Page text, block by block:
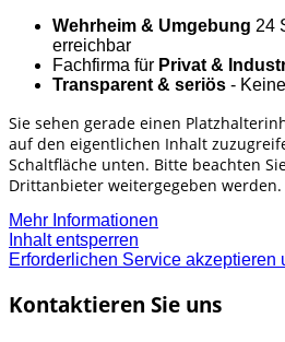
Wehrheim & Umgebung 24
erreichbar
Fachfirma für Privat &
Transparent & seriös -
Sie sehen gerade einen
auf den eigentlichen Inhalt
Schaltfläche unten. Bitte beachten
Drittanbieter weitergegeben werden.
Mehr Informationen
Inhalt entsperren
Erforderlichen Service akzeptieren
Kontaktieren Sie uns